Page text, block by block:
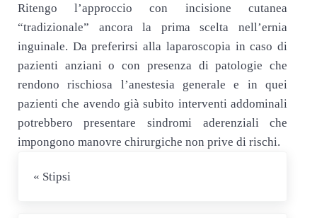
Ritengo l’approccio con incisione cutanea
“tradizionale” ancora la prima scelta nell’ernia
inguinale. Da preferirsi alla laparoscopia in caso di
pazienti anziani o con presenza di patologie che
rendono rischiosa l’anestesia generale e in quei
pazienti che avendo già subito interventi addominali
potrebbero presentare sindromi aderenziali che
impongono manovre chirurgiche non prive di rischi.
« Stipsi